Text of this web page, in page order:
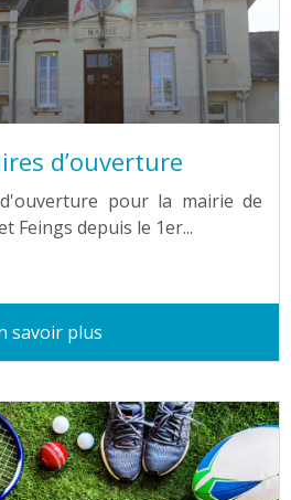
d’ouverture
pour la mairie de
Feings depuis le 1er...
savoir plus